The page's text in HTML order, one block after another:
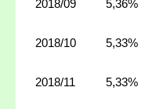
2018/09 5,36%
2018/10 5,33%
2018/11 5,33%